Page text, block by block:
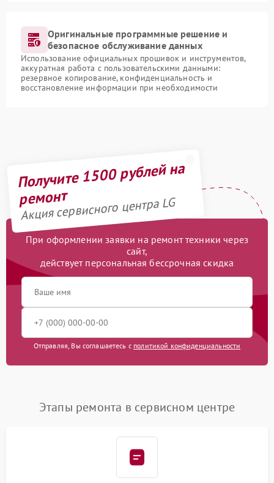
Оригинальные программные решение и
безопасное обслуживание данных
Использование официальных прошивок и инструментов,
аккуратная работа с пользовательскими данными:
резервное копирование, конфиденциальность и
восстановление информации при необходимости
Получите 1500 рублей на
ремонт
Акция сервисного центра LG
При оформлении заявки на ремонт техники через
сайт,
действует персональная бессрочная скидка
Отправляя, Вы соглашаетесь с политикой конфиденциальности
Этапы ремонта в сервисном центре